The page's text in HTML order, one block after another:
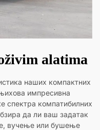
alatima
наших компактних
импресивна
спектра компатибилних
да ли ваш задатак
вучење или бушење